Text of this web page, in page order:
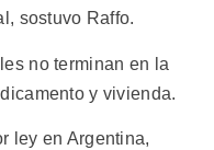
sostuvo Raffo.
no terminan en la
y vivienda.
ley en Argentina,